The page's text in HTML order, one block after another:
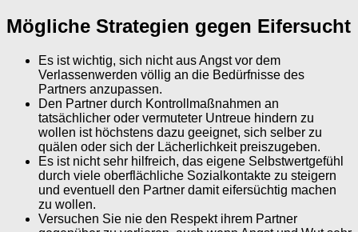
Mögliche Strategien gegen Eifersucht
Es ist wichtig, sich nicht aus Angst vor dem
Verlassenwerden völlig an die Bedürfnisse des
Partners anzupassen.
Den Partner durch Kontrollmaßnahmen an
tatsächlicher oder vermuteter Untreue hindern zu
wollen ist höchstens dazu geeignet, sich selber zu
quälen oder sich der Lächerlichkeit preiszugeben.
Es ist nicht sehr hilfreich, das eigene Selbstwertgefühl
durch viele oberflächliche Sozialkontakte zu steigern
und eventuell den Partner damit eifersüchtig machen
zu wollen.
Versuchen Sie nie den Respekt ihrem Partner